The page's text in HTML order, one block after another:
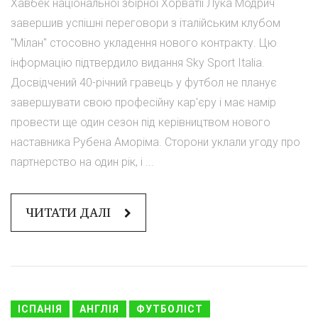
Хавбек національної збірної Хорватії Лука Модрич
завершив успішні переговори з італійським клубом
"Мілан" стосовно укладення нового контракту. Цю
інформацію підтвердило видання Sky Sport Italia.
Досвідчений 40-річний гравець у футбол не планує
завершувати свою професійну кар'єру і має намір
провести ще один сезон під керівництвом нового
наставника Рубена Аморіма. Сторони уклали угоду про
партнерство на один рік, і ...
ЧИТАТИ ДАЛІ
ІСПАНІЯ АНГЛІЯ ФУТБОЛІСТ